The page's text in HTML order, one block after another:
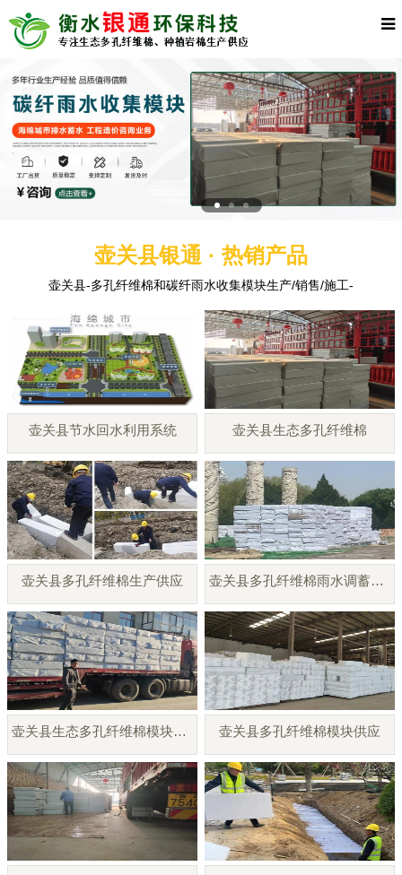
壶关县银通 · 热销产品
壶关县-多孔纤维棉和碳纤雨水收集模块生产/销售/施工-
壶关县节水回水利用系统 壶关县生态多孔纤维棉
壶关县多孔纤维棉生产供应 壶关县多孔纤维棉雨水调蓄模块
壶关县生态多孔纤维棉模块厂家 壶关县多孔纤维棉模块供应